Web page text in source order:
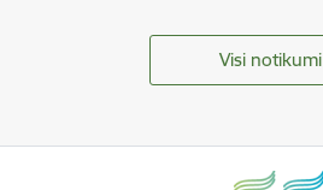
Visi notikumi